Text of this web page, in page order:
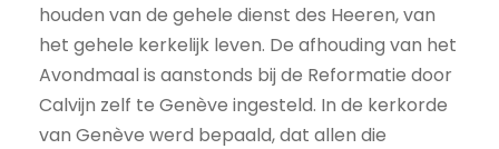
houden van de gehele dienst des Heeren, van
het gehele kerkelijk leven. De afhouding van het
Avondmaal is aanstonds bij de Reformatie door
Calvijn zelf te Genève ingesteld. In de kerkorde
van Genève werd bepaald, dat allen die